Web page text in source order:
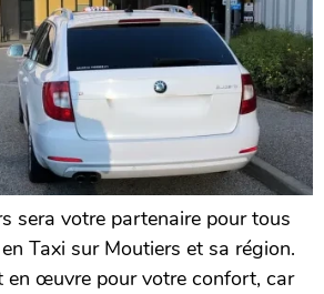
sera votre partenaire pour tous
Taxi sur Moutiers et sa région.
en œuvre pour votre confort, car